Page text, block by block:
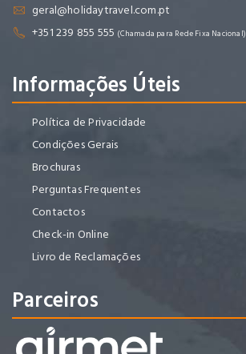
geral@holidaytravel.com.pt
+351 239 855 555 (Chamada para Rede Fixa Nacional)
Informações Úteis
Política de Privacidade
Condições Gerais
Brochuras
Perguntas Frequentes
Contactos
Check-in Online
Livro de Reclamações
Parceiros